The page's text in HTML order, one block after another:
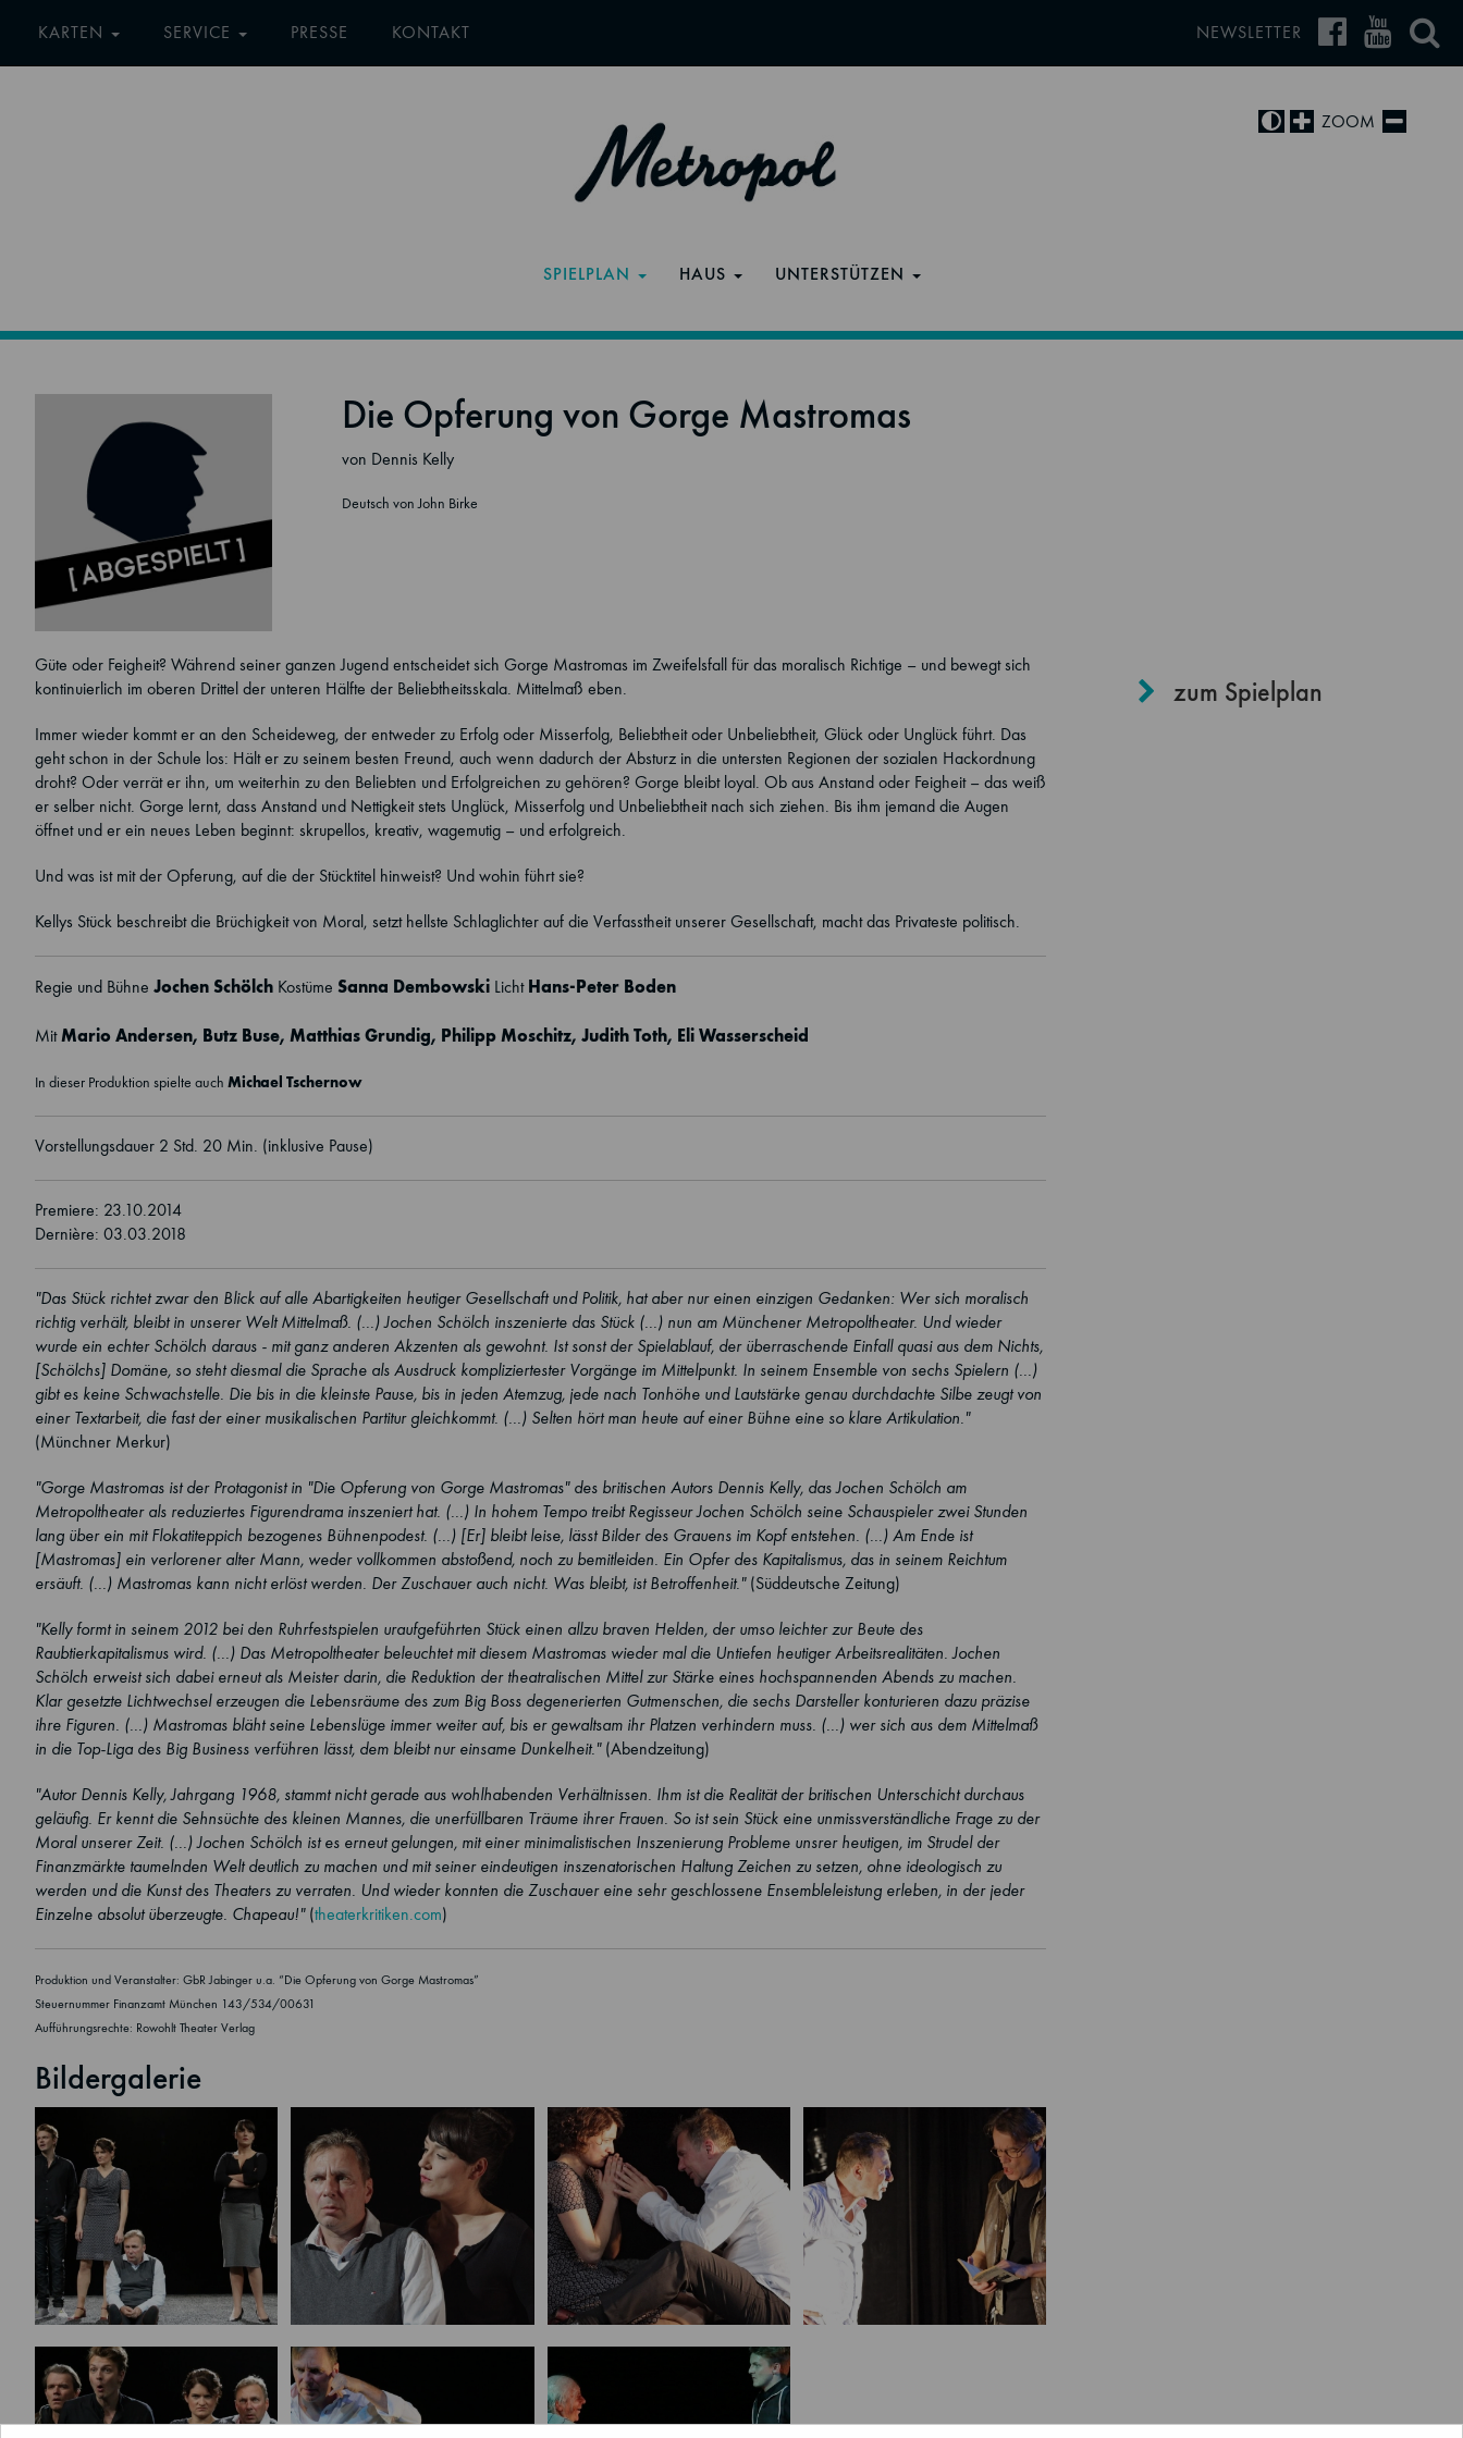
KARTEN SERVICE PRESSE KONTAKT NEWSLETTER
ZOOM
SPIELPLAN HAUS UNTERSTÜTZEN
Die Opferung von Gorge Mastromas
von Dennis Kelly
Deutsch von John Birke
Güte oder Feigheit? Während seiner ganzen Jugend entscheidet sich Gorge Mastromas im Zweifelsfall für das moralisch Richtige – und bewegt sich
kontinuierlich im oberen Drittel der unteren Hälfte der Beliebtheitsskala. Mittelmaß eben.
Immer wieder kommt er an den Scheideweg, der entweder zu Erfolg oder Misserfolg, Beliebtheit oder Unbeliebtheit, Glück oder Unglück führt. Das
geht schon in der Schule los: Hält er zu seinem besten Freund, auch wenn dadurch der Absturz in die untersten Regionen der sozialen Hackordnung
droht? Oder verrät er ihn, um weiterhin zu den Beliebten und Erfolgreichen zu gehören? Gorge bleibt loyal. Ob aus Anstand oder Feigheit – das weiß
er selber nicht. Gorge lernt, dass Anstand und Nettigkeit stets Unglück, Misserfolg und Unbeliebtheit nach sich ziehen. Bis ihm jemand die Augen
öffnet und er ein neues Leben beginnt: skrupellos, kreativ, wagemutig – und erfolgreich.
Und was ist mit der Opferung, auf die der Stücktitel hinweist? Und wohin führt sie?
Kellys Stück beschreibt die Brüchigkeit von Moral, setzt hellste Schlaglichter auf die Verfasstheit unserer Gesellschaft, macht das Privateste politisch.
Regie und Bühne Jochen Schölch Kostüme Sanna Dembowski Licht Hans-Peter Boden
Mit Mario Andersen, Butz Buse, Matthias Grundig, Philipp Moschitz, Judith Toth, Eli Wasserscheid
In dieser Produktion spielte auch Michael Tschernow
Vorstellungsdauer 2 Std. 20 Min. (inklusive Pause)
Premiere: 23.10.2014
Dernière: 03.03.2018
"Das Stück richtet zwar den Blick auf alle Abartigkeiten heutiger Gesellschaft und Politik, hat aber nur einen einzigen Gedanken: Wer sich moralisch
richtig verhält, bleibt in unserer Welt Mittelmaß. (...) Jochen Schölch inszenierte das Stück (...) nun am Münchener Metropoltheater. Und wieder
wurde ein echter Schölch daraus - mit ganz anderen Akzenten als gewohnt. Ist sonst der Spielablauf, der überraschende Einfall quasi aus dem Nichts,
[Schölchs] Domäne, so steht diesmal die Sprache als Ausdruck kompliziertester Vorgänge im Mittelpunkt. In seinem Ensemble von sechs Spielern (...)
gibt es keine Schwachstelle. Die bis in die kleinste Pause, bis in jeden Atemzug, jede nach Tonhöhe und Lautstärke genau durchdachte Silbe zeugt von
einer Textarbeit, die fast der einer musikalischen Partitur gleichkommt. (...) Selten hört man heute auf einer Bühne eine so klare Artikulation."
(Münchner Merkur)
"Gorge Mastromas ist der Protagonist in "Die Opferung von Gorge Mastromas" des britischen Autors Dennis Kelly, das Jochen Schölch am
Metropoltheater als reduziertes Figurendrama inszeniert hat. (...) In hohem Tempo treibt Regisseur Jochen Schölch seine Schauspieler zwei Stunden
lang über ein mit Flokatiteppich bezogenes Bühnenpodest. (...) [Er] bleibt leise, lässt Bilder des Grauens im Kopf entstehen. (...) Am Ende ist
[Mastromas] ein verlorener alter Mann, weder vollkommen abstoßend, noch zu bemitleiden. Ein Opfer des Kapitalismus, das in seinem Reichtum
ersäuft. (...) Mastromas kann nicht erlöst werden. Der Zuschauer auch nicht. Was bleibt, ist Betroffenheit."(Süddeutsche Zeitung)
"Kelly formt in seinem 2012 bei den Ruhrfestspielen uraufgeführten Stück einen allzu braven Helden, der umso leichter zur Beute des
Raubtierkapitalismus wird. (...) Das Metropoltheater beleuchtet mit diesem Mastromas wieder mal die Untiefen heutiger Arbeitsrealitäten. Jochen
Schölch erweist sich dabei erneut als Meister darin, die Reduktion der theatralischen Mittel zur Stärke eines hochspannenden Abends zu machen.
Klar gesetzte Lichtwechsel erzeugen die Lebensräume des zum Big Boss degenerierten Gutmenschen, die sechs Darsteller konturieren dazu präzise
ihre Figuren. (...) Mastromas bläht seine Lebenslüge immer weiter auf, bis er gewaltsam ihr Platzen verhindern muss. (...) wer sich aus dem Mittelmaß
in die Top-Liga des Big Business verführen lässt, dem bleibt nur einsame Dunkelheit."(Abendzeitung)
"Autor Dennis Kelly, Jahrgang 1968, stammt nicht gerade aus wohlhabenden Verhältnissen. Ihm ist die Realität der britischen Unterschicht durchaus
geläufig. Er kennt die Sehnsüchte des kleinen Mannes, die unerfüllbaren Träume ihrer Frauen. So ist sein Stück eine unmissverständliche Frage zu der
Moral unserer Zeit. (...) Jochen Schölch ist es erneut gelungen, mit einer minimalistischen Inszenierung Probleme unsrer heutigen, im Strudel der
Finanzmärkte taumelnden Welt deutlich zu machen und mit seiner eindeutigen inszenatorischen Haltung Zeichen zu setzen, ohne ideologisch zu
werden und die Kunst des Theaters zu verraten. Und wieder konnten die Zuschauer eine sehr geschlossene Ensembleleistung erleben, in der jeder
Einzelne absolut überzeugte. Chapeau!" (theaterkritiken.com)
Produktion und Veranstalter: GbR Jabinger u.a. “Die Opferung von Gorge Mastromas”
Steuernummer Finanzamt München 143/534/00631
Aufführungsrechte: Rowohlt Theater Verlag
Bildergalerie
zum Spielplan